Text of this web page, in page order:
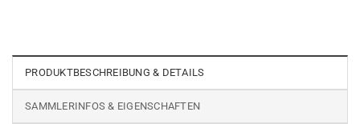
PRODUKTBESCHREIBUNG & DETAILS
SAMMLERINFOS & EIGENSCHAFTEN